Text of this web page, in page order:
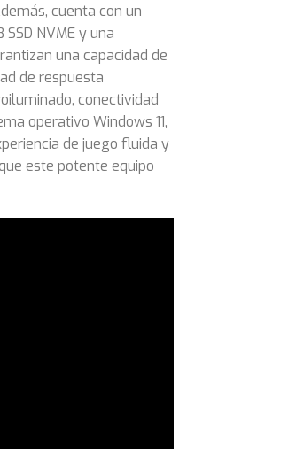
cuenta con un
NVME y una
una capacidad de
de respuesta
conectividad
operativo Windows 11,
de juego fluida y
este potente equipo